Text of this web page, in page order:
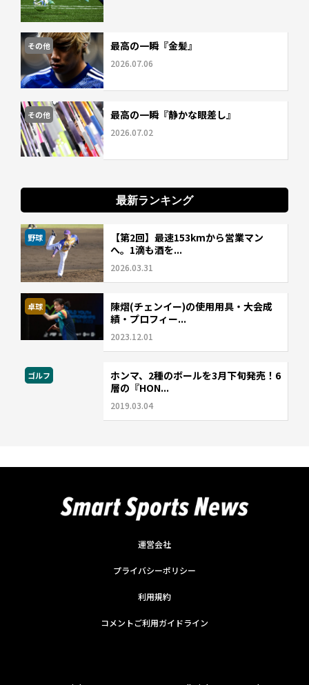
その他 最高の一瞬『金髪』
2026.07.06
その他 最高の一瞬『静かな眼差し』
2026.07.02
最新ランキング
野球
【第2回】最速153kmから営業マン
へ。1滴も酒を...
2026.03.31
卓球
陳熠(チェンイー)の使用用具・大会成
績・プロフィー...
2023.12.01
ゴルフ
ホンマ、2種のボールを3月下旬発売！6
層の『HON...
2019.03.04
運営会社
プライバシーポリシー
利用規約
コメントご利用ガイドライン